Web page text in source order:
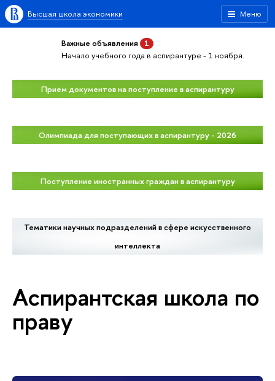
Меню
Высшая школа экономики
Важные объявления 1
Начало учебного года в аспирантуре - 1 ноября.
Прием документов на поступление в аспирантуру
Олимпиада для поступающих в аспирантуру - 2026
Поступление иностранных граждан в аспирантуру
Тематики научных подразделений в сфере искусственного
интеллекта
Аспирантская школа по
праву